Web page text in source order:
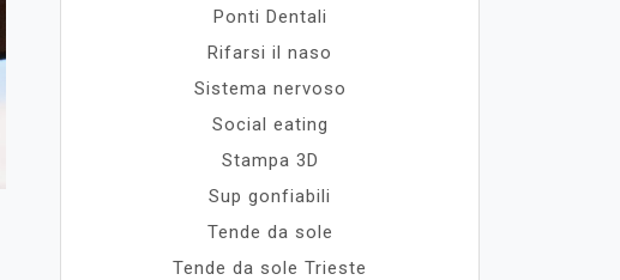
Ponti Dentali
Rifarsi il naso
Sistema nervoso
Social eating
Stampa 3D
Sup gonfiabili
Tende da sole
Tende da sole Trieste